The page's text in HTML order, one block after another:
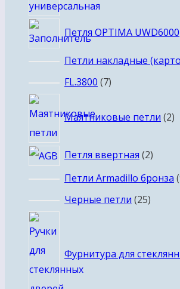
Петля OPTIMA UWD6000
Петли накладные
FL.3800 77
Маятниковые петли 2
Петля ввертная 22
Петли Armadillo бронза
Черные петли 2525
Фурнитура для